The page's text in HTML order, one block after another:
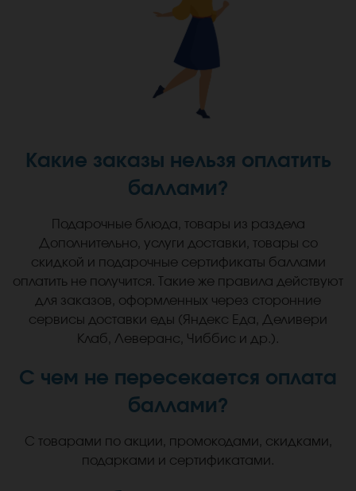
Какие заказы нельзя оплатить
баллами?
Подарочные блюда, товары из раздела
Дополнительно, услуги доставки, товары со
скидкой и подарочные сертификаты баллами
оплатить не получится. Такие же правила действуют
для заказов, оформленных через сторонние
сервисы доставки еды (Яндекс Еда, Деливери
Клаб, Леверанс, Чиббис и др.).
С чем не пересекается оплата
баллами?
С товарами по акции, промокодами, скидками,
подарками и сертификатами.